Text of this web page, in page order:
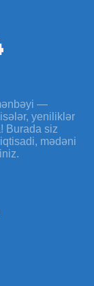
—
yeniliklər
Burada siz
mədəni